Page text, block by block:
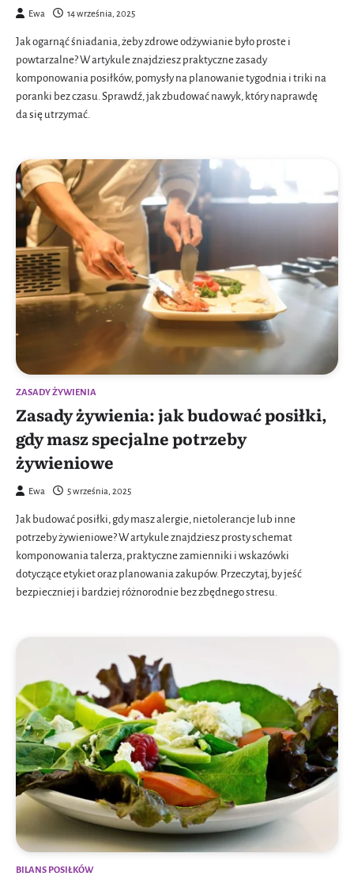
Ewa 14 września, 2025
Jak ogarnąć śniadania, żeby zdrowe odżywianie było proste i
powtarzalne? W artykule znajdziesz praktyczne zasady
komponowania posiłków, pomysły na planowanie tygodnia i triki na
poranki bez czasu. Sprawdź, jak zbudować nawyk, który naprawdę
da się utrzymać.
ZASADY ŻYWIENIA
Zasady żywienia: jak budować posiłki,
gdy masz specjalne potrzeby
żywieniowe
Ewa 5 września, 2025
Jak budować posiłki, gdy masz alergie, nietolerancje lub inne
potrzeby żywieniowe? W artykule znajdziesz prosty schemat
komponowania talerza, praktyczne zamienniki i wskazówki
dotyczące etykiet oraz planowania zakupów. Przeczytaj, by jeść
bezpieczniej i bardziej różnorodnie bez zbędnego stresu.
BILANS POSIŁKÓW